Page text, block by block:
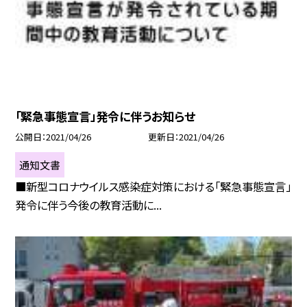
「緊急事態宣言」発令に伴うお知らせ
公開日 2021/04/26 更新日 2021/04/26
通知文書
■新型コロナウイルス感染症対策における「緊急事態宣言」
発令に伴う今後の教育活動に...